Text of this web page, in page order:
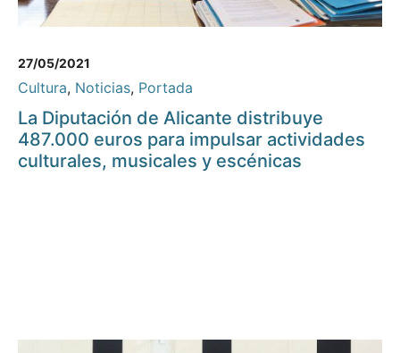
27/05/2021
Cultura, Noticias, Portada
La Diputación de Alicante distribuye
487.000 euros para impulsar actividades
culturales, musicales y escénicas